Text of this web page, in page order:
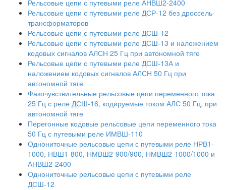
Рельсовые цепи с путевыми реле АНВШ2-2400
Рельсовые цепи с путевыми реле ДСР-12 без дроссель-
трансформаторов
Рельсовые цепи с путевыми реле ДСШ-12
Рельсовые цепи с путевыми реле ДСШ-13 и наложением
кодовых сигналов АЛСН 25 Гц при автономной тяге
Рельсовые цепи с путевыми реле ДСШ-13А и
наложением кодовых сигналов АЛСН 50 Гц при
автономной тяге
Фазочувствительные рельсовые цепи переменного тока
25 Гц с реле ДСШ-16, кодируемые током АЛС 50 Гц, при
автономной тяге
Перегонные кодовые рельсовые цепи переменного тока
50 Гц с путевыми реле ИМВШ-110
Однониточные рельсовые цепи с путевыми реле НРВ1-
1000, НВШ1-800, НМВШ2-900/900, НМВШ2-1000/1000 и
АНВШ2-2400
Однониточные рельсовые цепи с путевыми реле
ДСШ-12